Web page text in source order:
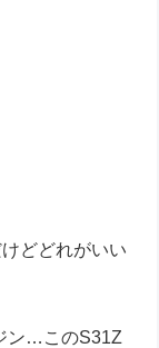
どどれがいい
ン…このS31Z